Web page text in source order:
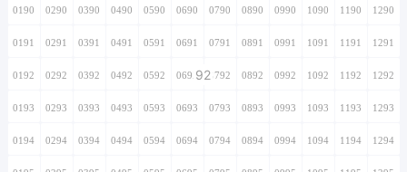
0190 0290 0390 0490 0590 0690 0790 0890 0990 1090 1190 1290
0191 0291 0391 0491 0591 0691 0791 0891 0991 1091 1191 1291
0192 0292 0392 0492 0592 0692920792 0892 0992 1092 1192 1292
0193 0293 0393 0493 0593 0693 0793 0893 0993 1093 1193 1293
0194 0294 0394 0494 0594 0694 0794 0894 0994 1094 1194 1294